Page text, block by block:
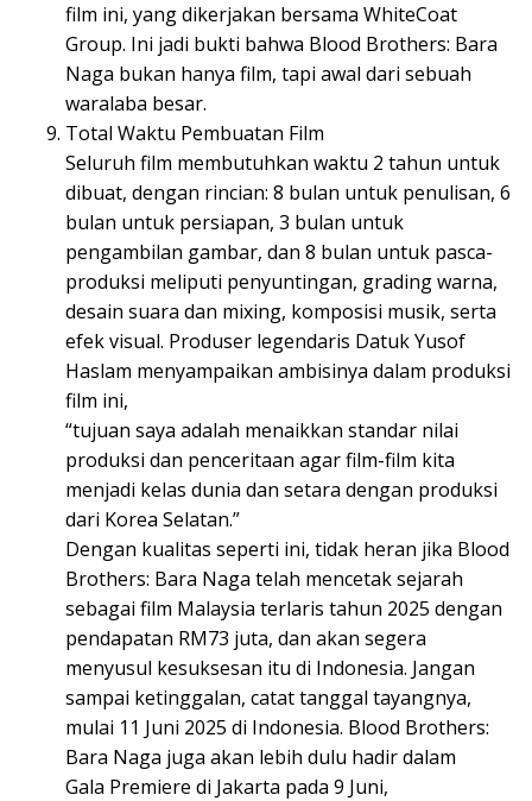
film ini, yang dikerjakan bersama WhiteCoat
Group. Ini jadi bukti bahwa Blood Brothers: Bara
Naga bukan hanya film, tapi awal dari sebuah
waralaba besar.
Total Waktu Pembuatan Film
Seluruh film membutuhkan waktu 2 tahun untuk
dibuat, dengan rincian: 8 bulan untuk penulisan, 6
bulan untuk persiapan, 3 bulan untuk
pengambilan gambar, dan 8 bulan untuk pasca-
produksi meliputi penyuntingan, grading warna,
desain suara dan mixing, komposisi musik, serta
efek visual. Produser legendaris Datuk Yusof
Haslam menyampaikan ambisinya dalam produksi
film ini,
“tujuan saya adalah menaikkan standar nilai
produksi dan penceritaan agar film-film kita
menjadi kelas dunia dan setara dengan produksi
dari Korea Selatan.”
Dengan kualitas seperti ini, tidak heran jika Blood
Brothers: Bara Naga telah mencetak sejarah
sebagai film Malaysia terlaris tahun 2025 dengan
pendapatan RM73 juta, dan akan segera
menyusul kesuksesan itu di Indonesia. Jangan
sampai ketinggalan, catat tanggal tayangnya,
mulai 11 Juni 2025 di Indonesia. Blood Brothers:
Bara Naga juga akan lebih dulu hadir dalam
Gala Premiere di Jakarta pada 9 Juni,